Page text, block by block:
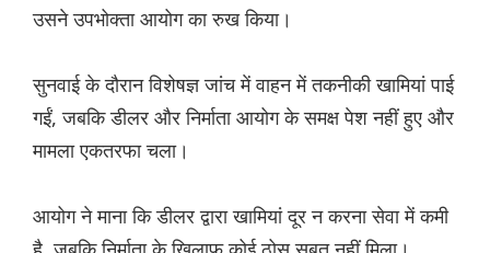
उसने उपभोक्ता आयोग का रुख किया।
सुनवाई के दौरान विशेषज्ञ जांच में वाहन में तकनीकी खामियां पाई
गईं, जबकि डीलर और निर्माता आयोग के समक्ष पेश नहीं हुए और
मामला एकतरफा चला।
आयोग ने माना कि डीलर द्वारा खामियां दूर न करना सेवा में कमी